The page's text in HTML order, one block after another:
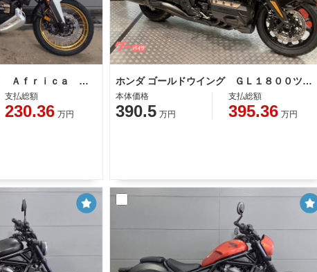
ホンダ ＣＲＦ１１００Ｌ Ａｆｒｉｃａ Ｔｗｉｎ ＡｄｖｅｎｔｕｒｅＳｐｏｒｔｓ ＥＳ ＤＣＴ
支払総額
230.36 万円
ホンダ ゴールドウイング ＧＬ１８００ツアー
本体価格
390.5 万円
支払総額
395.36 万円